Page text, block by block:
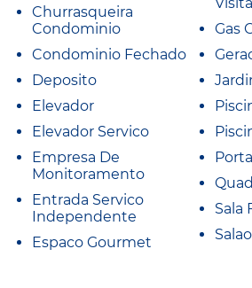
Churrasqueira
Condominio
Condominio Fechado
Deposito
Elevador
Elevador Servico
Empresa De
Monitoramento
Entrada Servico
Independente
Espaco Gourmet
Gas
Sala